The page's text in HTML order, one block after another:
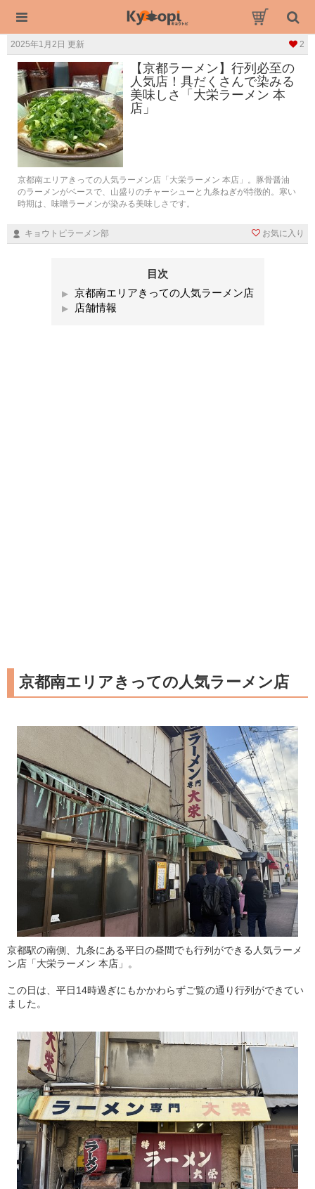
2025年1月2日 更新 2
【京都ラーメン】行列必至の
人気店！具だくさんで染みる
美味しさ「大栄ラーメン 本
店」
京都南エリアきっての人気ラーメン店「大栄ラーメン 本店」。豚骨醤油
のラーメンがベースで、山盛りのチャーシューと九条ねぎが特徴的。寒い
時期は、味噌ラーメンが染みる美味しさです。
キョウトピラーメン部 お気に入り
目次
京都南エリアきっての人気ラーメン店
店舗情報
京都南エリアきっての人気ラーメン店
京都駅の南側、九条にある平日の昼間でも行列ができる人気ラーメ
ン店「大栄ラーメン 本店」。
この日は、平日14時過ぎにもかかわらずご覧の通り行列ができてい
ました。